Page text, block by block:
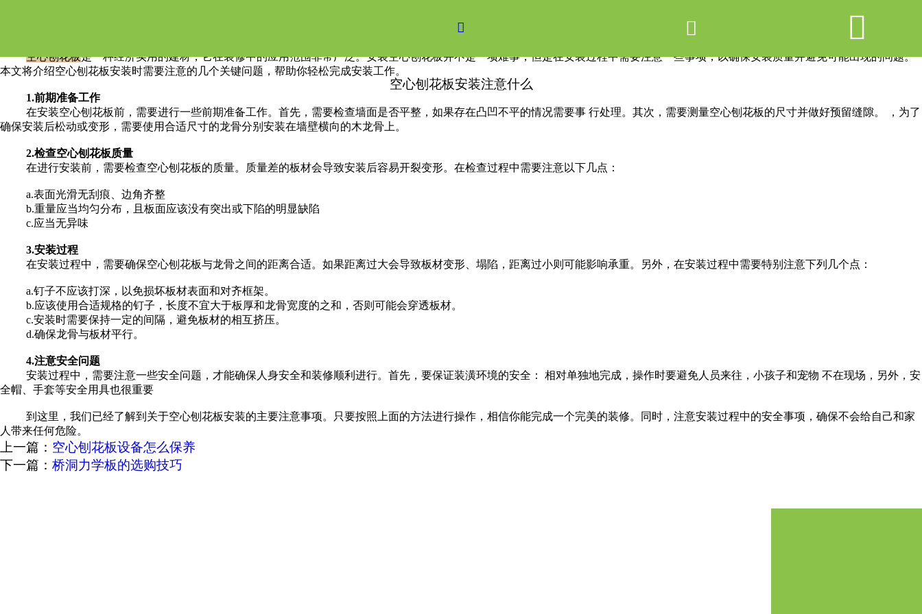
网站首页
关于爱游戏ayx体育

空心刨花板安装注意什么
 
空心刨花板是一种经济实用的建材，它在装修中的应用范围非常广泛。安装空心刨花板并不是一项难事，但是在安装过程中需要注意一些事项，以确保安装质量并避免可能出现的问题。
本文将介绍空心刨花板安装时需要注意的几个关键问题，帮助你轻松完成安装工作。
1.前期准备工作
在安装空心刨花板前，需要进行一些前期准备工作。首先，需要检查墙面是否平整，如果存在凸凹不平的情况需要事 行处理。其次，需要测量空心刨花板的尺寸并做好预留缝隙。 ，为了
确保安装后松动或变形，需要使用合适尺寸的龙骨分别安装在墙壁横向的木龙骨上。
2.检查空心刨花板质量
在进行安装前，需要检查空心刨花板的质量。质量差的板材会导致安装后容易开裂变形。在检查过程中需要注意以下几点：
a.表面光滑无刮痕、边角齐整
b.重量应当均匀分布，且板面应该没有突出或下陷的明显缺陷
c.应当无异味
3.安装过程
在安装过程中，需要确保空心刨花板与龙骨之间的距离合适。如果距离过大会导致板材变形、塌陷，距离过小则可能影响承重。另外，在安装过程中需要特别注意下列几个点：
a.钉子不应该打深，以免损坏板材表面和对齐框架。
b.应该使用合适规格的钉子，长度不宜大于板厚和龙骨宽度的之和，否则可能会穿透板材。
c.安装时需要保持一定的间隔，避免板材的相互挤压。
d.确保龙骨与板材平行。
4.注意安全问题
安装过程中，需要注意一些安全问题，才能确保人身安全和装修顺利进行。首先，要保证装潢环境的安全： 相对单独地完成，操作时要避免人员来往，小孩子和宠物 不在现场，另外，安
全帽、手套等安全用具也很重要
到这里，我们已经了解到关于空心刨花板安装的主要注意事项。只要按照上面的方法进行操作，相信你能完成一个完美的装修。同时，注意安装过程中的安全事项，确保不会给自己和家
人带来任何危险。
上一篇： 空心刨花板设备怎么保养
下一篇： 桥洞力学板的选购技巧